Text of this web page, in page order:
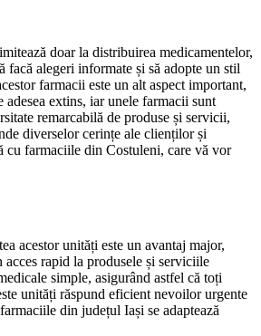
doar la distribuirea medicamentelor,
alegeri informate și să adopte un stil
farmacii este un alt aspect important,
extins, iar unele farmacii sunt
remarcabilă de produse și servicii,
diverselor cerințe ale clienților și
cu farmaciile din Costuleni, care vă vor
acestor unități este un avantaj major,
rapid la produsele și serviciile
simple, asigurând astfel că toți
unități răspund eficient nevoilor urgente
din județul Iași se adaptează